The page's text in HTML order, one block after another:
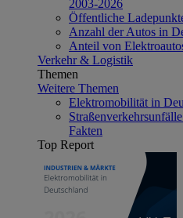
2003-2026
Öffentliche
Anzahl der Autos in
Anteil von
Verkehr & Logistik
Themen
Weitere Themen
Elektromobilität in
Fakten
Top Report